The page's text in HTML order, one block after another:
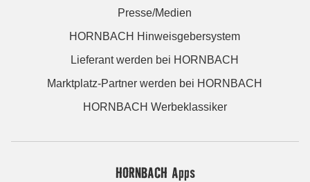
Presse/Medien
HORNBACH Hinweisgebersystem
Lieferant werden bei HORNBACH
Marktplatz-Partner werden bei HORNBACH
HORNBACH Werbeklassiker
HORNBACH Apps